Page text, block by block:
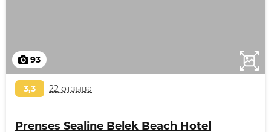
93
3,3 22 отзыва
Prenses Sealine Belek Beach Hotel